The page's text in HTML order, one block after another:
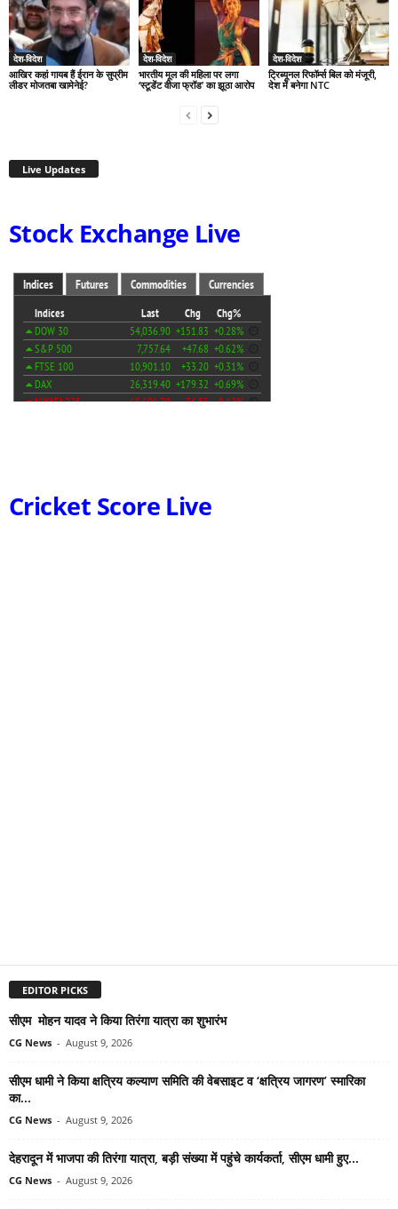
देश-विदेश
आखिर कहां गायब हैं ईरान के सुप्रीम
लीडर मोजतबा खामेनेई?
देश-विदेश
भारतीय मूल की महिला पर लगा
‘स्टूडेंट वीजा फ्रॉड’ का झूठा आरोप
देश-विदेश
ट्रिब्यूनल रिफॉर्म्स बिल को मंजूरी,
देश में बनेगा NTC
Live Updates
Stock Exchange Live
Cricket Score Live
EDITOR PICKS
सीएम मोहन यादव ने किया तिरंगा यात्रा का शुभारंभ
CG News - August 9, 2026
सीएम धामी ने किया क्षत्रिय कल्याण समिति की वेबसाइट व ‘क्षत्रिय जागरण’ स्मारिका
का...
CG News - August 9, 2026
देहरादून में भाजपा की तिरंगा यात्रा, बड़ी संख्या में पहुंचे कार्यकर्ता, सीएम धामी हुए...
CG News - August 9, 2026